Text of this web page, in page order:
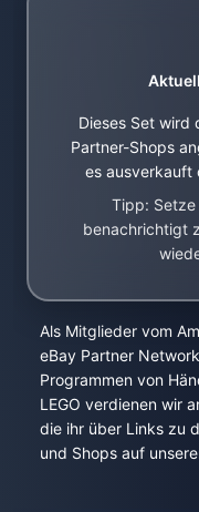
Dieses Set wird
Partner-Shops
es ausverkauft
Tipp: Setze
benachrichtigt
Als Mitglieder vom
eBay Partner
Programmen von
LEGO verdienen wir
die ihr über Links zu
und Shops auf